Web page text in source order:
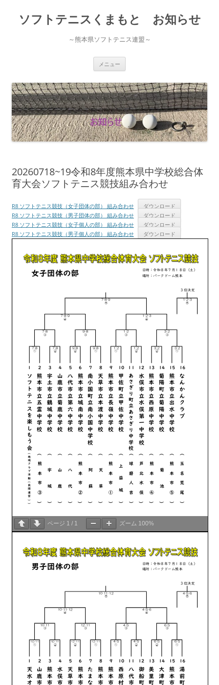
ソフトテニスくまもと お知らせ
～熊本県ソフトテニス連盟～
メニュー
ン
ツ
へ
ス
キ
ッ
プ
20260718~19令和8年度熊本県中学校総合体
育大会ソフトテニス競技組み合わせ
R8 ソフトテニス競技（女子団体の部） 組み合わせ
ダウンロード
R8 ソフトテニス競技（男子団体の部） 組み合わせ
ダウンロード
R8 ソフトテニス競技（女子個人の部） 組み合わせ
ダウンロード
R8 ソフトテニス競技（男子個人の部） 組み合わせ
ダウンロード
ページ 1 / 1 ズーム 100%